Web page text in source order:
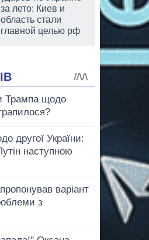
за лето: Киев и
область стали
главной целью рф